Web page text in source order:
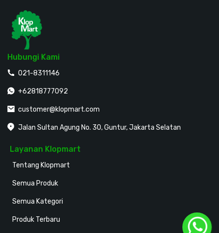
Hubungi Kami
021-8311146
+62818777092
customer@klopmart.com
Jalan Sultan Agung No. 30, Guntur, Jakarta Selatan
Layanan Klopmart
Tentang Klopmart
Semua Produk
Semua Kategori
Produk Terbaru